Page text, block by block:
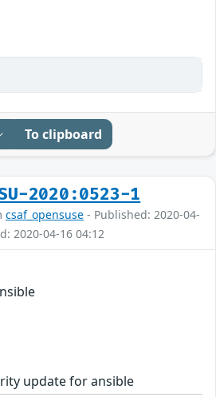
To clipboard
SU-2020:0523-1
csaf_opensuse - Published: 2020-04-
2020-04-16 04:12
update for ansible